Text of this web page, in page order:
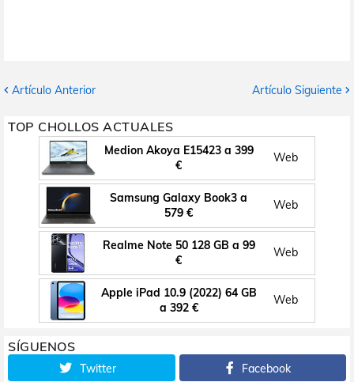
Artículo Anterior Artículo Siguiente
TOP CHOLLOS ACTUALES
Medion Akoya E15423 a 399
€
Web
Samsung Galaxy Book3 a
579 €
Web
Realme Note 50 128 GB a 99
€
Web
Apple iPad 10.9 (2022) 64 GB
a 392 €
Web
SÍGUENOS
Twitter Facebook